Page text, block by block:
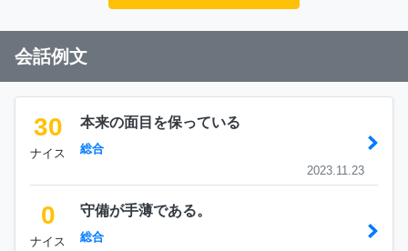
会話例文
30
ナイス
本来の面目を保っている
総合
2023.11.23
0
ナイス
守備が手薄である。
総合